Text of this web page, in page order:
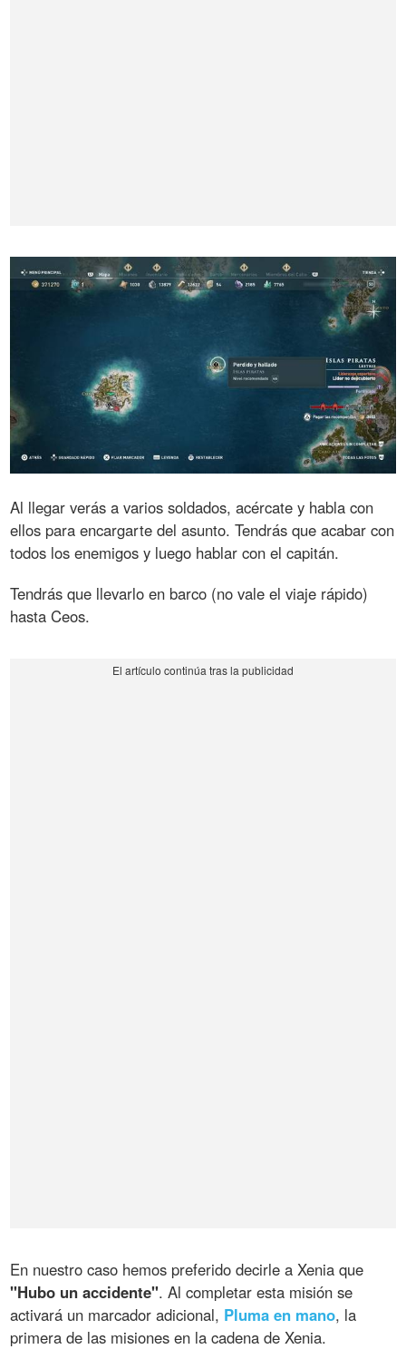
Al llegar verás a varios soldados, acércate y habla con
ellos para encargarte del asunto. Tendrás que acabar con
todos los enemigos y luego hablar con el capitán.
Tendrás que llevarlo en barco (no vale el viaje rápido)
hasta Ceos.
En nuestro caso hemos preferido decirle a Xenia que
"Hubo un accidente". Al completar esta misión se
activará un marcador adicional, Pluma en mano, la
primera de las misiones en la cadena de Xenia.